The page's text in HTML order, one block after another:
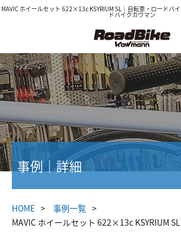
MAVIC ホイールセット 622×13c KSYRIUM SL｜自転車・ロードバ
ドバイクカウマン
事例｜詳細
HOME
事例一覧
MAVIC ホイールセット 622×13c KSYRIUM SL